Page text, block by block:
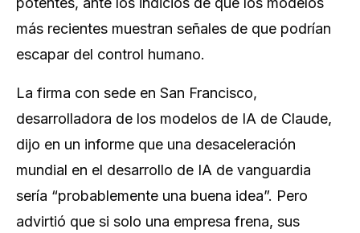
más recientes muestran señales de que podrían
escapar del control humano.
La firma con sede en San Francisco,
desarrolladora de los modelos de IA de Claude,
dijo en un informe que una desaceleración
mundial en el desarrollo de IA de vanguardia
sería “probablemente una buena idea”. Pero
advirtió que si solo una empresa frena, sus